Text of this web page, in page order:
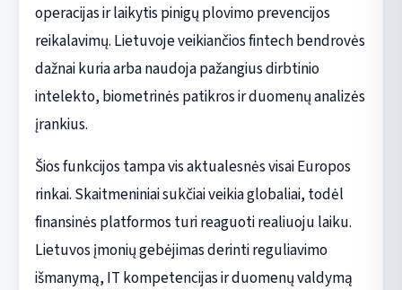
operacijas ir laikytis pinigų plovimo prevencijos
reikalavimų. Lietuvoje veikiančios fintech bendrovės
dažnai kuria arba naudoja pažangius dirbtinio
intelekto, biometrinės patikros ir duomenų analizės
įrankius.
Šios funkcijos tampa vis aktualesnės visai Europos
rinkai. Skaitmeniniai sukčiai veikia globaliai, todėl
finansinės platformos turi reaguoti realiuoju laiku.
Lietuvos įmonių gebėjimas derinti reguliavimo
išmanymą, IT kompetencijas ir duomenų valdymą